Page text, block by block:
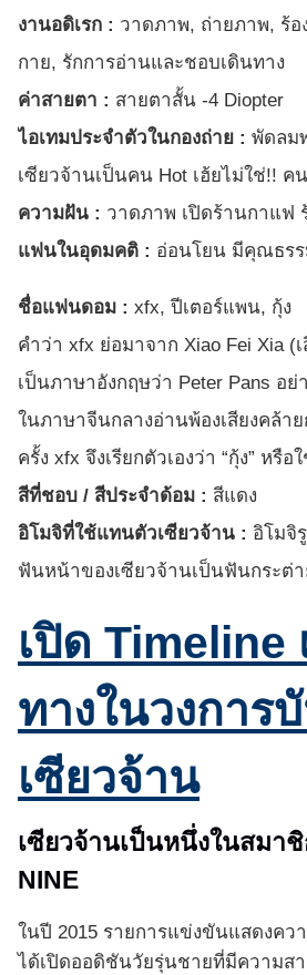
งานอดิเรก : วาดภาพ, ถ่ายภาพ, ร้อ
กาย, รักการอ่านและชอบเดินทาง
ค่าสายตา : สายตาสั้น -4 Diopter
ไอเทมประจำตัวในกองถ่าย : พัดลม
เซียวจ้านเป็นคน Hot เฮ้ยไม่ใช่!! ค
ความฝัน : วาดภาพ เปิดร้านกาแฟ
แฟนในอุดมคติ : อ่อนโยน มีคุณธรร
ชื่อแฟนดอม : xfx, ปีเตอร์แพน, กุ้ง
คำว่า xfx ย่อมาจาก Xiao Fei Xia (
เป็นภาษาอังกฤษว่า Peter Pans อย่
ในภาษาจีนกลางอ่านพ้องเสียงคล้า
ครั้ง xfx จึงเรียกตัวเองว่า “กุ้ง” หรือ
สีที่ชอบ / สีประจำด้อม : สีแดง
อิโมจิที่ใช้แทนตัวเซียวจ้าน : อิโมจิ
ฟันหน้าของเซียวจ้านเป็นฟันกระต่า
เปิด Timeline
ทางในวงการ
เซียวจ้าน
เซียวจ้านเป็นหนึ่งในสมา
NINE
ในปี 2015 รายการแข่งขันแสดงคว
ได้เปิดออดิชันวัยรุ่นชายที่มีความส